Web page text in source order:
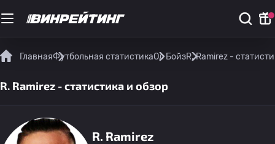
ГлавнаяФутбольная статистикаОл БойзR. Ramirez -
R. Ramirez - статистика и обзор
R. Ramirez